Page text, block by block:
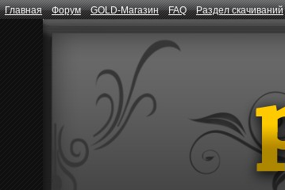
Главная Форум GOLD-Магазин FAQ Раздел скачиваний